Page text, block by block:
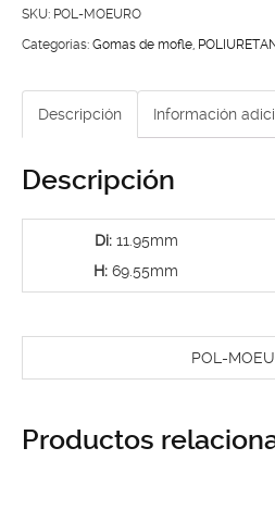
EUROVAN
cantidad
SKU: POL-MOEURO
Categorías: Gomas de mofle,
Descripción Información
Descripción
Di:11.95mm
H: 69.55mm
POL-
Productos